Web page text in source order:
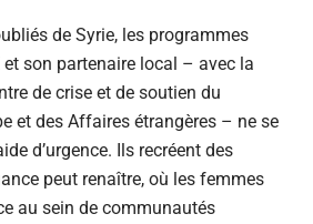
de Syrie, les programmes
et son partenaire local – avec la
de crise et de soutien du
et des Affaires étrangères – ne se
d’urgence. Ils recréent des
peut renaître, où les femmes
au sein de communautés